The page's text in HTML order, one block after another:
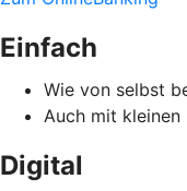
Einfach
Wie von selbst
Auch mit
Digital